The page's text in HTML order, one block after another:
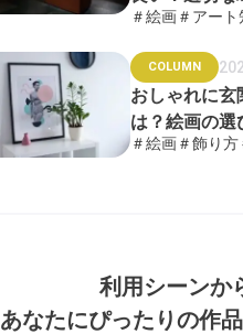
法を徹底解説
＃絵画＃アート
COLUMN
おしゃれに玄
は？絵画の選
せて解説
＃絵画＃飾り方
利用シーンか
あなたにぴったりの作